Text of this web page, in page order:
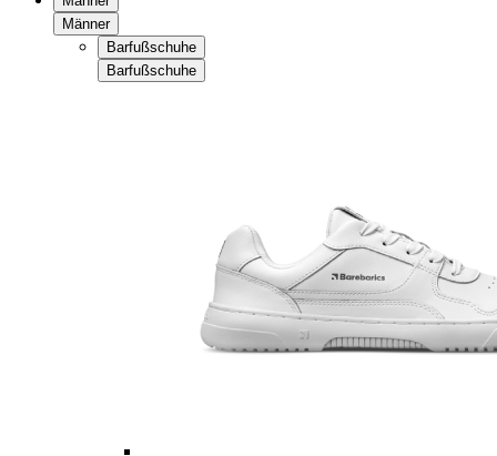
Männer
Barfußschuhe
Barfußschuhe